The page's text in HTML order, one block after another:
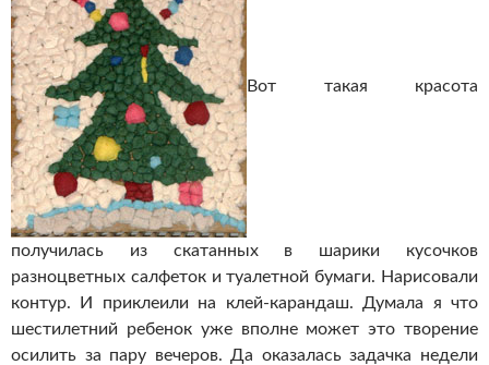
Вот такая красота
получилась из скатанных в шарики кусочков
разноцветных салфеток и туалетной бумаги. Нарисовали
контур. И приклеили на клей-карандаш. Думала я что
шестилетний ребенок уже вполне может это творение
осилить за пару вечеров. Да оказалась задачка недели